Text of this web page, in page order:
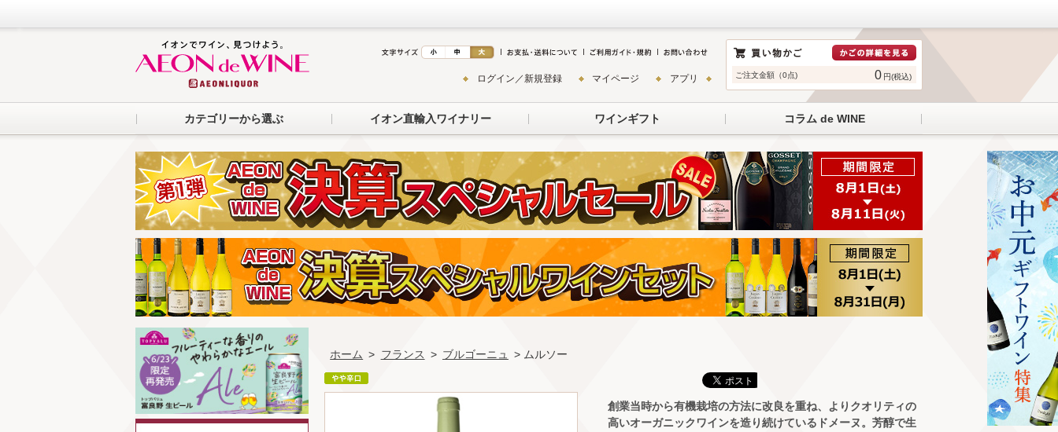
ご注文金額（0点) 0 円(税込)
ログイン／新規登録 マイページ アプリ
カテゴリーから選ぶ イオン直輸入ワイナリー ワインギフト コラム de WINE
ホーム > フランス > ブルゴーニュ > ムルソー
創業当時から有機栽培の方法に改良を重ね、よりクオリティの
高いオーガニックワインを造り続けているドメーヌ。芳醇で生